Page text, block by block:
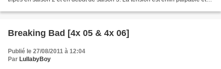
Breaking Bad [4x 05 & 4x 06]
Publié le 27/08/2011 à 12:04
Par LullabyBoy